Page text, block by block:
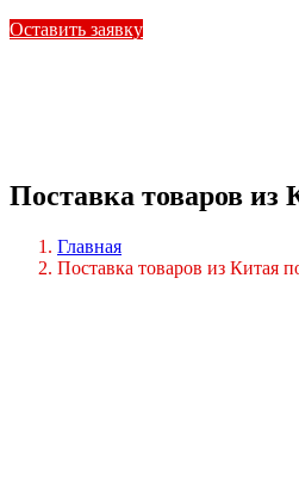
Оставить заявку
Поставка товаров из
Главная
Поставка товаров из Китая